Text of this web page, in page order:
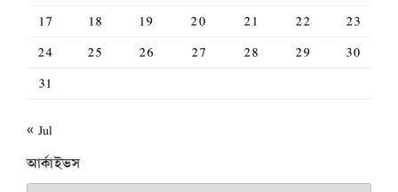
17
18 19 20 21 22
23
24
25 26 27 28 29
30
31
« Jul
আর্কাইভস